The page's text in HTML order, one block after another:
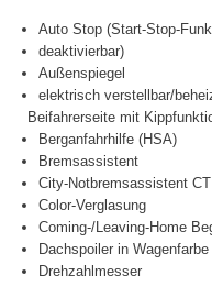
Auto Stop (Start-Stop-
deaktivierbar)
Außenspiegel
elektrisch verstellbar/
Beifahrerseite mit
Berganfahrhilfe (HSA)
Bremsassistent
City-Notbremsassistent
Color-Verglasung
Coming-/Leaving-Home
Dachspoiler in Wagenfarbe
Drehzahlmesser